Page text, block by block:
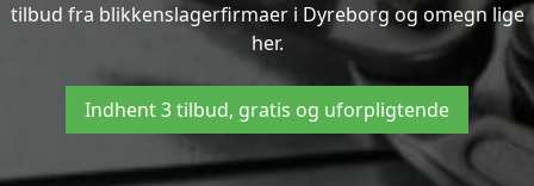
tilbud fra blikkenslagerfirmaer i Dyreborg og omegn lige
her.
Indhent 3 tilbud, gratis og uforpligtende